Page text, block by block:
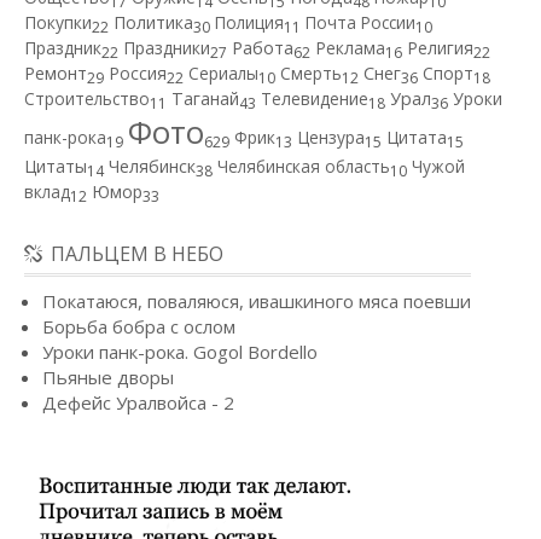
Покупки22 Политика30 Полиция11 Почта России10
Праздник22 Праздники27 Работа62 Реклама16 Религия22
Ремонт29 Россия22 Сериалы10 Смерть12 Снег36 Спорт18
Строительство11 Таганай43 Телевидение18 Урал36 Уроки
панк-рока19 Фото629 Фрик13 Цензура15 Цитата15
Цитаты14 Челябинск38 Челябинская область10 Чужой
вклад12 Юмор33
ПАЛЬЦЕМ В НЕБО
Покатаюся, поваляюся, ивашкиного мяса поевши
Борьба бобра с ослом
Уроки панк-рока. Gogol Bordello
Пьяные дворы
Дефейс Уралвойса - 2